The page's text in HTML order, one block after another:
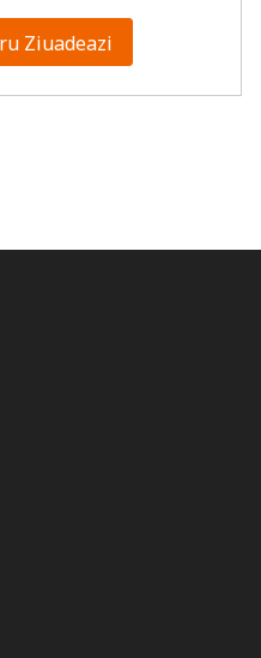
Ziuadeazi